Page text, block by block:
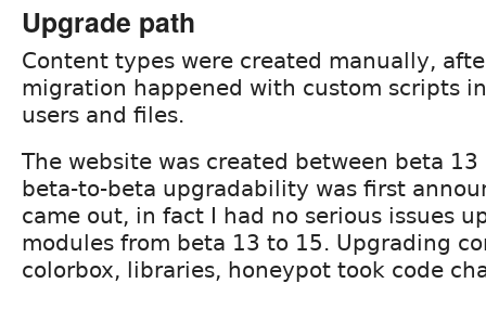
Upgrade path
Content types were created manually,
migration happened with custom scripts
users and files.
The website was created between beta
beta-to-beta upgradability was first
came out, in fact I had no serious issues
modules from beta 13 to 15. Upgrading
colorbox, libraries, honeypot took code